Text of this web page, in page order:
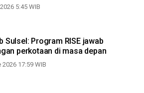
5:45 WIB
Sulsel: Program RISE jawab
tantangan perkotaan di masa depan
2026 17:59 WIB